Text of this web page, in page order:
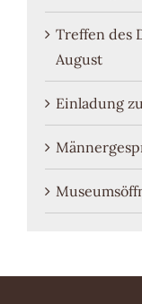
Treffen des
August
Einladung